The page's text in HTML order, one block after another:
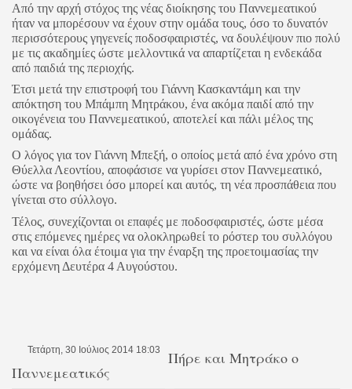
Από την αρχή στόχος της νέας διοίκησης του Παννεμεατικού
ήταν να μπορέσουν να έχουν στην ομάδα τους, όσο το δυνατόν
περισσότερους γηγενείς ποδοσφαιριστές, να δουλέψουν πιο πολύ
με τις ακαδημίες ώστε μελλοντικά να απαρτίζεται η ενδεκάδα
από παιδιά της περιοχής.
Έτσι μετά την επιστροφή του Γιάννη Κασκαντάμη και την
απόκτηση του Μπάμπη Μητράκου, ένα ακόμα παιδί από την
οικογένεια του Παννεμεατικού, αποτελεί και πάλι μέλος της
ομάδας.
Ο λόγος για τον Γιάννη Μπεξή, ο οποίος μετά από ένα χρόνο στη
Θύελλα Λεοντίου, αποφάσισε να γυρίσει στον Παννεμεατικό,
ώστε να βοηθήσει όσο μπορεί και αυτός, τη νέα προσπάθεια που
γίνεται στο σύλλογο.
Τέλος, συνεχίζονται οι επαφές με ποδοσφαιριστές, ώστε μέσα
στις επόμενες ημέρες να ολοκληρωθεί το ρόστερ του συλλόγου
και να είναι όλα έτοιμα για την έναρξη της προετοιμασίας την
ερχόμενη Δευτέρα 4 Αυγούστου.
Τετάρτη, 30 Ιούλιος 2014 18:03 Πήρε και Μητράκο ο
Παννεμεατικός